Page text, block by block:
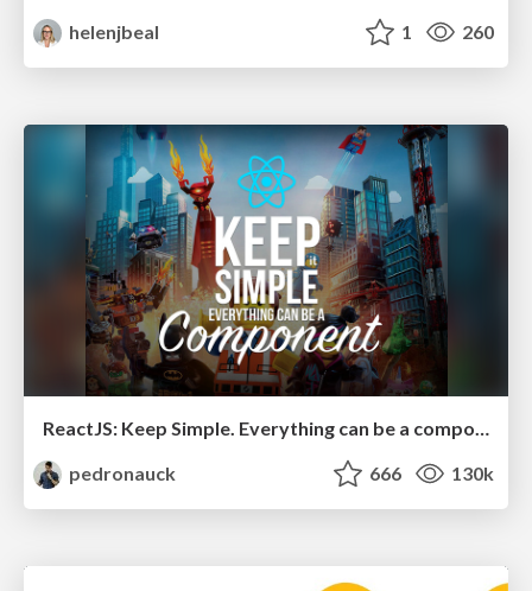
helenjbeal
1 260
ReactJS: Keep Simple. Everything can be a component!
pedronauck
666 130k